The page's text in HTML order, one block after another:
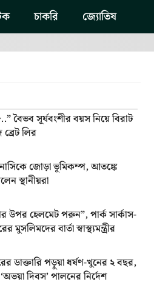
চাকরি জ্যোতিষ
বৈভব সূর্যবংশীর বয়স নিয়ে বিরাট
লির
নাসিকে জোড়া ভূমিকম্প, আতঙ্কে
স্থানীয়রা
উপর হেলমেট পরুন”, পার্ক সার্কাস-
মুসলিমদের বার্তা স্বাস্থ্যমন্ত্রীর
ডাক্তারি পড়ুয়া ধর্ষণ-খুনের ২ বছর,
দিবস’ পালনের নির্দেশ